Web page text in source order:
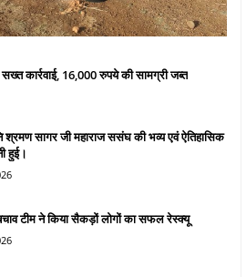
कार्रवाई, 16,000 रुपये की सामग्री जब्त
श्रमण सागर जी महाराज ससंघ की भव्य एवं ऐतिहासिक
हुई।
टीम ने किया सैकड़ों लोगों का सफल रेस्क्यू